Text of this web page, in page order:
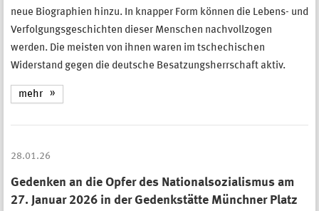
neue Biographien hinzu. In knapper Form können die Lebens- und
Verfolgungsgeschichten dieser Menschen nachvollzogen
werden. Die meisten von ihnen waren im tschechischen
Widerstand gegen die deutsche Besatzungsherrschaft aktiv.
mehr
28.01.26
Gedenken an die Opfer des Nationalsozialismus am
27. Januar 2026 in der Gedenkstätte Münchner Platz